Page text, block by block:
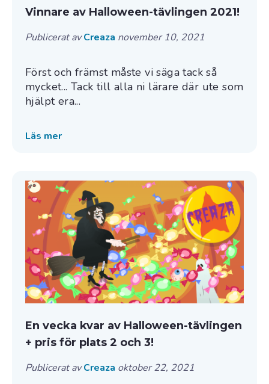
Vinnare av Halloween-tävlingen 2021!
Publicerat avCreaza november 10, 2021
Först och främst måste vi säga tack så
mycket... Tack till alla ni lärare där ute som
hjälpt era...
Läs mer
En vecka kvar av Halloween-tävlingen
+ pris för plats 2 och 3!
Publicerat avCreaza oktober 22, 2021